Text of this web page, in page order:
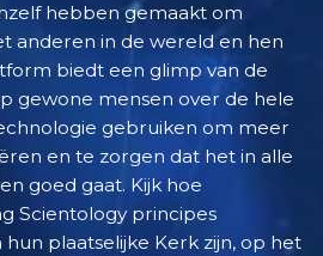
hebben gemaakt om
anderen in de wereld en hen
biedt een glimp van de
gewone mensen over de hele
gebruiken om meer
en te zorgen dat het in alle
goed gaat. Kijk hoe
Scientology principes
hun plaatselijke Kerk zijn, op het